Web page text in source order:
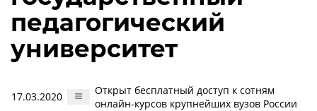
педагогический
университет
17.03.2020
Открыт бесплатный доступ к сотням
онлайн-курсов крупнейших вузов России